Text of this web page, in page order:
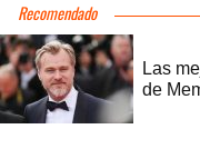
Recomendado
Las
de